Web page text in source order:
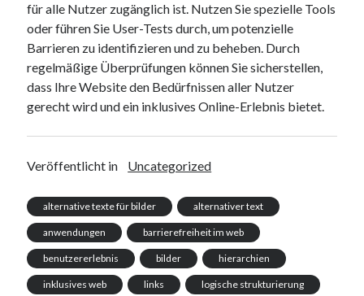
für alle Nutzer zugänglich ist. Nutzen Sie spezielle Tools
oder führen Sie User-Tests durch, um potenzielle
Barrieren zu identifizieren und zu beheben. Durch
regelmäßige Überprüfungen können Sie sicherstellen,
dass Ihre Website den Bedürfnissen aller Nutzer
gerecht wird und ein inklusives Online-Erlebnis bietet.
Veröffentlicht in Uncategorized
alternative texte für bilder alternativer text
anwendungen barrierefreiheit im web
benutzererlebnis bilder hierarchien
inklusives web links logische strukturierung